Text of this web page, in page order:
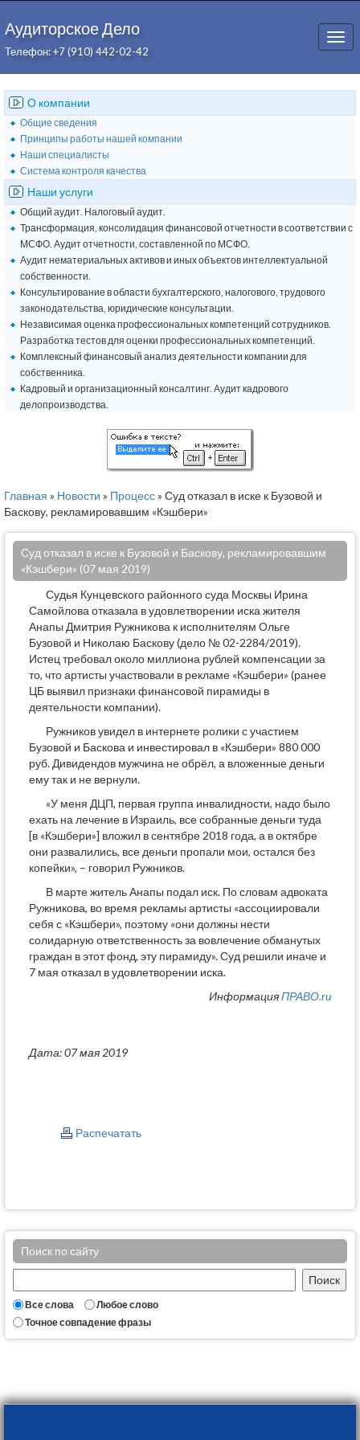
Аудиторское Дело
Телефон: +7 (910) 442-02-42
О компании
Общие сведения
Принципы работы нашей компании
Наши специалисты
Система контроля качества
Наши услуги
Общий аудит. Налоговый аудит.
Трансформация, консолидация финансовой отчетности в соответствии с
МСФО. Аудит отчетности, составленной по МСФО.
Аудит нематериальных активов и иных объектов интеллектуальной
собственности.
Консультирование в области бухгалтерского, налогового, трудового
законодательства, юридические консультации.
Независимая оценка профессиональных компетенций сотрудников.
Разработка тестов для оценки профессиональных компетенций.
Комплексный финансовый анализ деятельности компании для
собственника.
Кадровый и организационный консалтинг. Аудит кадрового
делопроизводства.
Главная » Новости » Процесс» Суд отказал в иске к Бузовой и
Баскову, рекламировавшим «Кэшбери»
Суд отказал в иске к Бузовой и Баскову, рекламировавшим
«Кэшбери» (07 мая 2019)
Судья Кунцевского районного суда Москвы Ирина
Самойлова отказала в удовлетворении иска жителя
Анапы Дмитрия Ружникова к исполнителям Ольге
Бузовой и Николаю Баскову (дело № 02-2284/2019).
Истец требовал около миллиона рублей компенсации за
то, что артисты участвовали в рекламе «Кэшбери» (ранее
ЦБ выявил признаки финансовой пирамиды в
деятельности компании).
Ружников увидел в интернете ролики с участием
Бузовой и Баскова и инвестировал в «Кэшбери» 880 000
руб. Дивидендов мужчина не обрёл, а вложенные деньги
ему так и не вернули.
«У меня ДЦП, первая группа инвалидности, надо было
ехать на лечение в Израиль, все собранные деньги туда
[в «Кэшбери»] вложил в сентябре 2018 года, а в октябре
они развалились, все деньги пропали мои, остался без
копейки», – говорил Ружников.
В марте житель Анапы подал иск. По словам адвоката
Ружникова, во время рекламы артисты «ассоциировали
себя с «Кэшбери», поэтому «они должны нести
солидарную ответственность за вовлечение обманутых
граждан в этот фонд, эту пирамиду». Суд решили иначе и
7 мая отказал в удовлетворении иска.
ИнформацияПРАВО.ru
Дата: 07 мая 2019
Распечатать
Поиск по сайту
Все слова
Любое слово
Точное совпадение фразы